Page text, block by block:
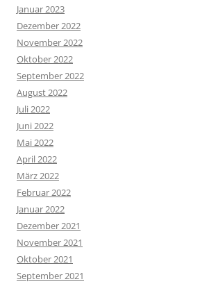
Januar 2023
Dezember 2022
November 2022
Oktober 2022
September 2022
August 2022
Juli 2022
Juni 2022
Mai 2022
April 2022
März 2022
Februar 2022
Januar 2022
Dezember 2021
November 2021
Oktober 2021
September 2021